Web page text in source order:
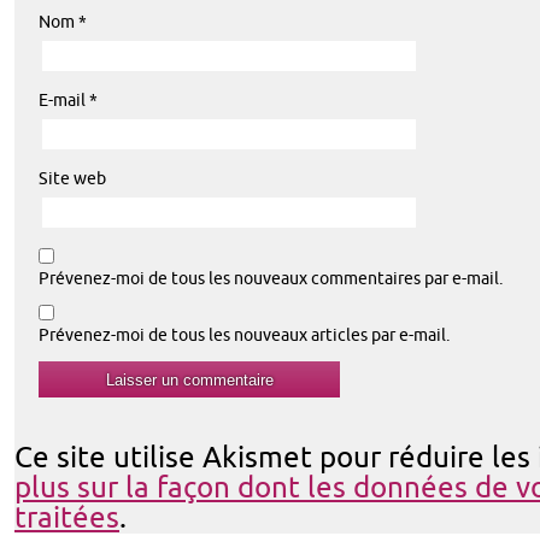
Nom *
E-mail *
Site web
Prévenez-moi de tous les nouveaux commentaires par e-mail.
Prévenez-moi de tous les nouveaux articles par e-mail.
Ce site utilise Akismet pour réduire
plus sur la façon dont les données de
traitées.